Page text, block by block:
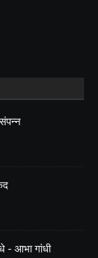
- आभा गांधी